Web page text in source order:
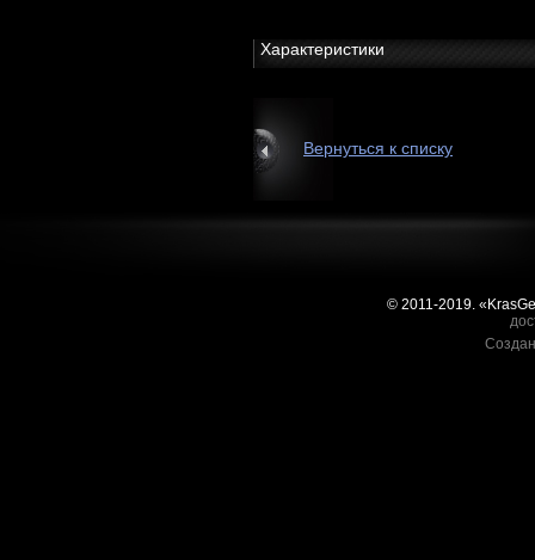
Характеристики
Вернуться к списку
© 2011-2019.